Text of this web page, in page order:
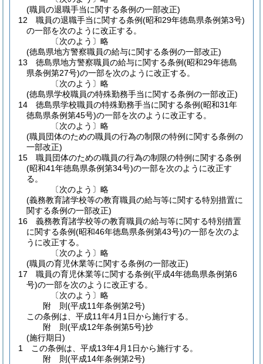
(職員の退職手当に関する条例の一部改正)
12
職員の退職手当に関する条例(昭和29年徳島県条例第3号)
の一部を次のように改正する。
〔次のよう〕略
(徳島県地方警察職員の給与に関する条例の一部改正)
13
徳島県地方警察職員の給与に関する条例(昭和29年徳島
県条例第27号)の一部を次のように改正する。
〔次のよう〕略
(徳島県学校職員の特殊勤務手当に関する条例の一部改正)
14
徳島県学校職員の特殊勤務手当に関する条例(昭和31年
徳島県条例第45号)の一部を次のように改正する。
〔次のよう〕略
(職員団体のための職員の行為の制限の特例に関する条例の
一部改正)
15
職員団体のための職員の行為の制限の特例に関する条例
(昭和41年徳島県条例第34号)の一部を次のように改正す
る。
〔次のよう〕略
(義務教育諸学校等の教育職員の給与等に関する特別措置に
関する条例の一部改正)
16
義務教育諸学校等の教育職員の給与等に関する特別措置
に関する条例(昭和46年徳島県条例第43号)の一部を次のよ
うに改正する。
〔次のよう〕略
(職員の育児休業等に関する条例の一部改正)
17
職員の育児休業等に関する条例(平成4年徳島県条例第6
号)の一部を次のように改正する。
〔次のよう〕略
附 則(平成11年条例第2号)
この条例は、平成11年4月1日から施行する。
附 則(平成12年条例第5号)抄
(施行期日)
1
この条例は、平成13年4月1日から施行する。
附 則(平成14年条例第2号)